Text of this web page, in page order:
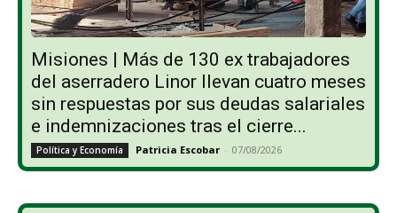
Misiones | Más de 130 ex trabajadores
del aserradero Linor llevan cuatro meses
sin respuestas por sus deudas salariales
e indemnizaciones tras el cierre...
Política y Economía Patricia Escobar - 07/08/2026